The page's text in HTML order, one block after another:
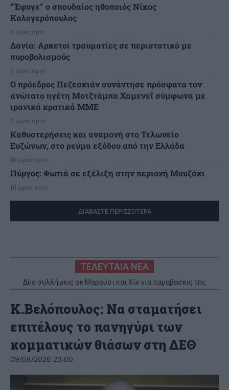
“Έφυγε” ο σπουδαίος ηθοποιός Νίκος
Καλογερόπουλος
8 ώρες πριν
Δανία: Αρκετοί τραυματίες σε περιστατικό με
πυροβολισμούς
9 ώρες πριν
Ο πρόεδρος Πεζεσκιάν συνάντησε πρόσφατα τον
ανώτατο ηγέτη Μοτζτάμπα Χαμενεΐ σύμφωνα με
ιρανικά κρατικά ΜΜΕ
9 ώρες πριν
Καθυστερήσεις και αναμονή στο Τελωνείο
Ευζώνων, στο ρεύμα εξόδου από την Ελλάδα
10 ώρες πριν
Πύργος: Φωτιά σε εξέλιξη στην περιοχή Μουζάκι
10 ώρες πριν
ΔΙΑΒΑΣΤΕ ΠΕΡΙΣΣΟΤΕΡΑ